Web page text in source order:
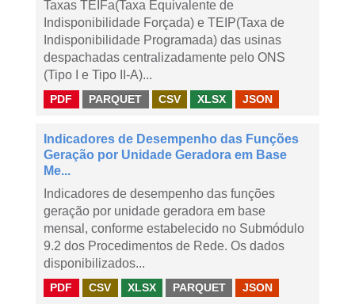
Taxas TEIFa(Taxa Equivalente de
Indisponibilidade Forçada) e TEIP(Taxa de
Indisponibilidade Programada) das usinas
despachadas centralizadamente pelo ONS
(Tipo I e Tipo II-A)...
PDF PARQUET CSV XLSX JSON
Indicadores de Desempenho das Funções
Geração por Unidade Geradora em Base
Me...
Indicadores de desempenho das funções
geração por unidade geradora em base
mensal, conforme estabelecido no Submódulo
9.2 dos Procedimentos de Rede. Os dados
disponibilizados...
PDF CSV XLSX PARQUET JSON